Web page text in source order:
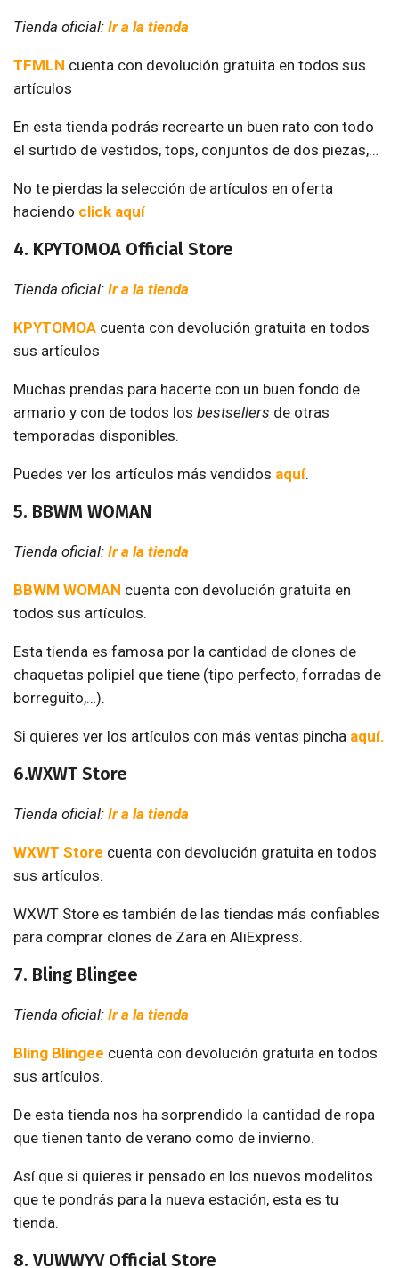
Tienda oficial: Ir a la tienda
TFMLN cuenta con devolución gratuita en todos sus
artículos
En esta tienda podrás recrearte un buen rato con todo
el surtido de vestidos, tops, conjuntos de dos piezas,…
No te pierdas la selección de artículos en oferta
haciendo click aquí
4. KPYTOMOA Official Store
Tienda oficial: Ir a la tienda
KPYTOMOA cuenta con devolución gratuita en todos
sus artículos
Muchas prendas para hacerte con un buen fondo de
armario y con de todos los bestsellers de otras
temporadas disponibles.
Puedes ver los artículos más vendidos aquí.
5. BBWM WOMAN
Tienda oficial: Ir a la tienda
BBWM WOMAN cuenta con devolución gratuita en
todos sus artículos.
Esta tienda es famosa por la cantidad de clones de
chaquetas polipiel que tiene (tipo perfecto, forradas de
borreguito,…).
Si quieres ver los artículos con más ventas pincha aquí.
6.WXWT Store
Tienda oficial: Ir a la tienda
WXWT Store cuenta con devolución gratuita en todos
sus artículos.
WXWT Store es también de las tiendas más confiables
para comprar clones de Zara en AliExpress.
7. Bling Blingee
Tienda oficial: Ir a la tienda
Bling Blingee cuenta con devolución gratuita en todos
sus artículos.
De esta tienda nos ha sorprendido la cantidad de ropa
que tienen tanto de verano como de invierno.
Así que si quieres ir pensado en los nuevos modelitos
que te pondrás para la nueva estación, esta es tu
tienda.
8. VUWWYV Official Store